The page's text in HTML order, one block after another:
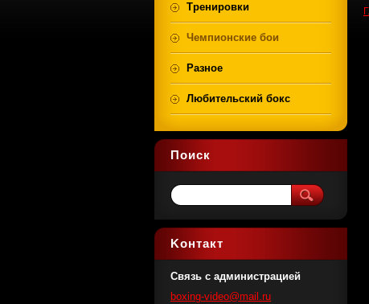
Тренировки
Чемпионские бои
Разное
Любительский бокс
Поиск
Koнтакт
Связь с администрацией
boxing-video@mai l.ru